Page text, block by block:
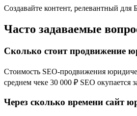
Создавайте контент, релевантный
Часто задаваемые
Сколько стоит продвижение
Стоимость SEO-продвижения
среднем чеке 30 000 ₽ SEO окупается
Через сколько времени сайт